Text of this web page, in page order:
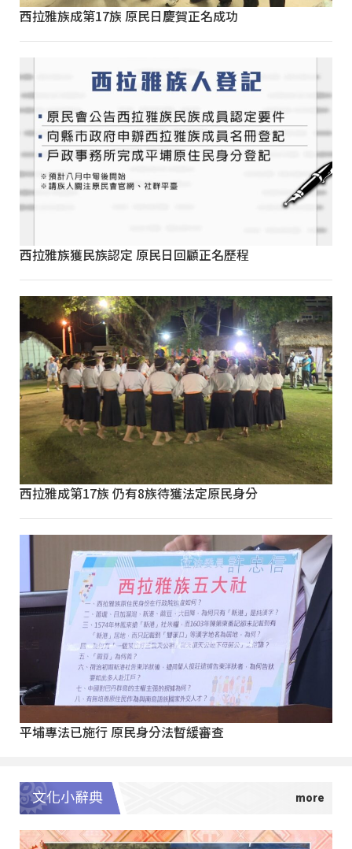
西拉雅族成第17族 原民日慶賀正名成功
西拉雅族獲民族認定 原民日回顧正名歷程
西拉雅成第17族 仍有8族待獲法定原民身分
平埔專法已施行 原民身分法暫緩審查
文化小辭典